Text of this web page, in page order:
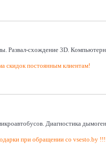
Развал-схождение 3D.
постоянным клиентам!
Диагностика
при обращении со vsesto.by !!!